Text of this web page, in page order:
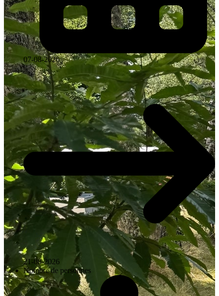
07-08-2026
21-08-2026
Nombre de personnes